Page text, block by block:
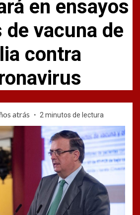
en ensayos
vacuna de
contra
atrás 2 minutos de lectura